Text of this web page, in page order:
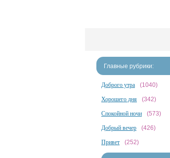
Главные рубрики:
Доброго утра (1040)
Хорошего дня (342)
Спокойной ночи (573)
Добрый вечер (426)
Привет (252)